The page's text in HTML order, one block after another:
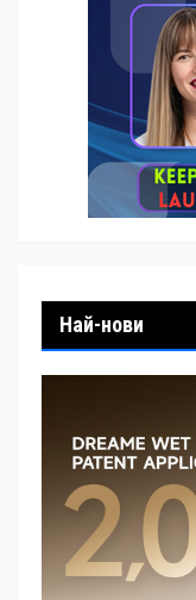
Най-нови